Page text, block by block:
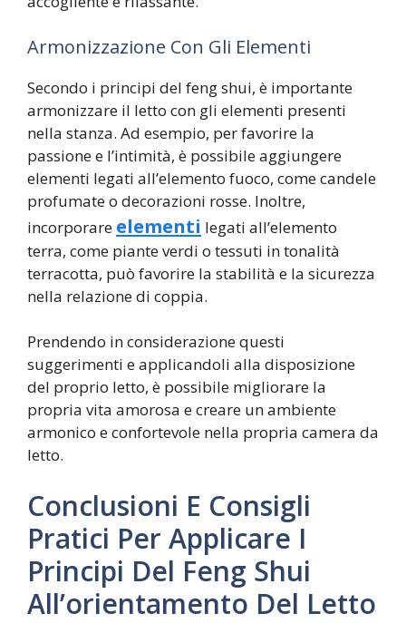
Armonizzazione Con Gli Elementi
Secondo i principi del feng shui, è importante
armonizzare il letto con gli elementi presenti
nella stanza. Ad esempio, per favorire la
passione e l’intimità, è possibile aggiungere
elementi legati all’elemento fuoco, come candele
profumate o decorazioni rosse. Inoltre,
incorporare elementi legati all’elemento
terra, come piante verdi o tessuti in tonalità
terracotta, può favorire la stabilità e la sicurezza
nella relazione di coppia.
Prendendo in considerazione questi
suggerimenti e applicandoli alla disposizione
del proprio letto, è possibile migliorare la
propria vita amorosa e creare un ambiente
armonico e confortevole nella propria camera da
letto.
Conclusioni E Consigli
Pratici Per Applicare I
Principi Del Feng Shui
All’orientamento Del Letto